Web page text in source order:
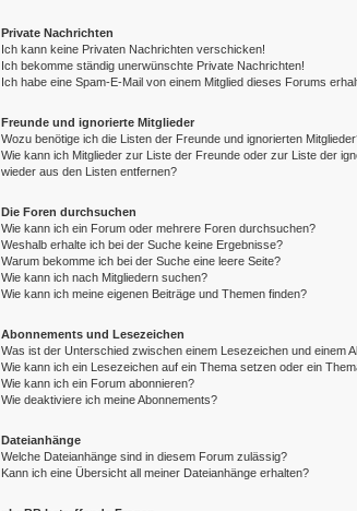
Private Nachrichten
Ich kann keine Privaten Nachrichten verschicken!
Ich bekomme ständig unerwünschte Private Nachrichten!
Ich habe eine Spam-E-Mail von einem Mitglied dieses Forums
Freunde und ignorierte Mitglieder
Wozu benötige ich die Listen der Freunde und ignorierten
Wie kann ich Mitglieder zur Liste der Freunde oder zur Liste der
wieder aus den Listen entfernen?
Die Foren durchsuchen
Wie kann ich ein Forum oder mehrere Foren durchsuchen?
Weshalb erhalte ich bei der Suche keine Ergebnisse?
Warum bekomme ich bei der Suche eine leere Seite?
Wie kann ich nach Mitgliedern suchen?
Wie kann ich meine eigenen Beiträge und Themen finden?
Abonnements und Lesezeichen
Was ist der Unterschied zwischen einem Lesezeichen und einem
Wie kann ich ein Lesezeichen auf ein Thema setzen oder ein
Wie kann ich ein Forum abonnieren?
Wie deaktiviere ich meine Abonnements?
Dateianhänge
Welche Dateianhänge sind in diesem Forum zulässig?
Kann ich eine Übersicht all meiner Dateianhänge erhalten?